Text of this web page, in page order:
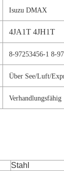
Isuzu DMAX
4JA1T 4JH1T
8-97253456-1 8-
Über See/Luft/
Verhandlungsfähig
Stahl